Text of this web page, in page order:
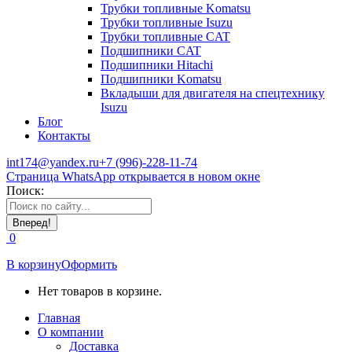
Трубки топливные Komatsu
Трубки топливные Isuzu
Трубки топливные CAT
Подшипники CAT
Подшипники Hitachi
Подшипники Komatsu
Вкладыши для двигателя на спецтехнику
Isuzu
Блог
Контакты
int174@yandex.ru+7 (996)-228-11-74
Страница WhatsApp открывается в новом окне
Поиск:
0
В корзинуОформить
Нет товаров в корзине.
Главная
О компании
Доставка